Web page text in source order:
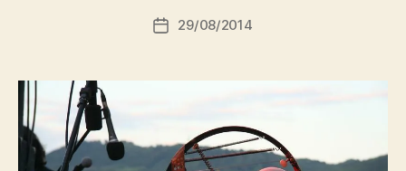
Autor
a
s
Datum
29/08/2014